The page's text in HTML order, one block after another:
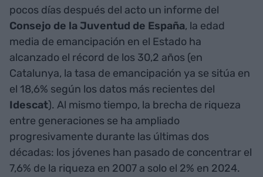
pocos días después del acto un informe del
Consejo de la Juventud de España, la edad
media de emancipación en el Estado ha
alcanzado el récord de los 30,2 años (en
Catalunya, la tasa de emancipación ya se sitúa en
el 18,6% según los datos más recientes del
Idescat). Al mismo tiempo, la brecha de riqueza
entre generaciones se ha ampliado
progresivamente durante las últimas dos
décadas: los jóvenes han pasado de concentrar el
7,6% de la riqueza en 2007 a solo el 2% en 2024.